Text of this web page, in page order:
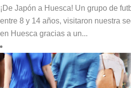
¡De Japón a Huesca! Un grupo de
entre 8 y 14 años, visitaron nuestra
en Huesca gracias a un...